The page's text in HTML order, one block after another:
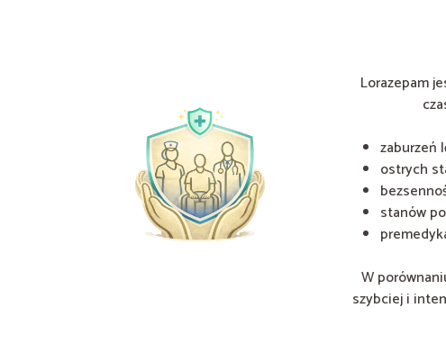
Lorazepam
zaburzeń
ostrych
stanów
W
szybciej i